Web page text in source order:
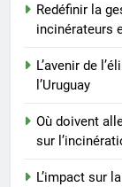
Redéfinir la
incinérateurs
L’avenir de
l’Uruguay
Où doivent
sur
L’impact sur